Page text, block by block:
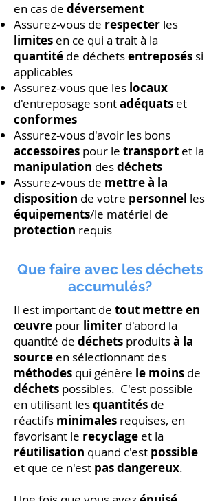
en cas de déversement
Assurez-vous de respecter les
limites en ce qui a trait à la
quantité de déchetsentreposés si
applicables
Assurez-vous que les locaux
d'entreposage sontadéquats et
conformes
Assurez-vous d'avoir les bons
accessoires pour le transport et la
manipulation desdéchets
Assurez-vous de mettre à la
disposition de votre personnel les
équipements/le matériel de
protection requis
Que faire avec les déchets
accumulés?
Il est important de tout mettre en
œuvre pour limiter d'abord la
quantité de déchets produitsà la
source en sélectionnant des
méthodes qui génère le moins de
déchets possibles. C'est possible
en utilisant lesquantités de
réactifs minimales requises, en
favorisant le recyclage et la
réutilisation quand c'est possible
et que ce n'est pas dangereux.